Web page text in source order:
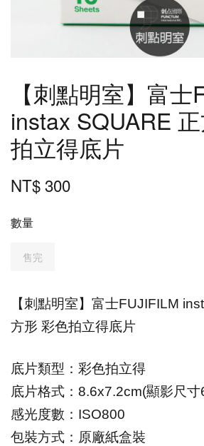
【刺點明室】富
instax SQUARE
拍立得底片
NT$ 300
數量
售完
【刺點明室】富士FUJIFILM
方形 彩色拍立得底片
底片類型 ： 彩色拍立得
底片格式 ： 8.6x7.2cm(顯影尺
感光度數 ： ISO800
包裝方式 ： 原廠紙盒裝